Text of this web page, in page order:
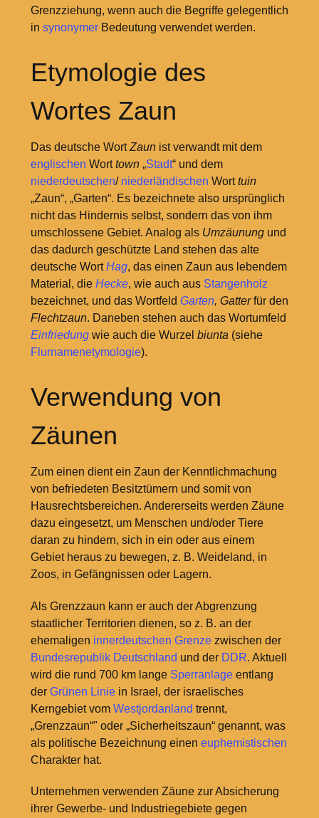
Grenzziehung, wenn auch die Begriffe gelegentlich
in synonymerBedeutung verwendet werden.
Etymologie des
Wortes Zaun
Das deutsche WortZaunist verwandt mit dem
englischen Worttown„Stadt“ und dem
niederdeutschen/ niederländischen Worttuin
„Zaun“, „Garten“. Es bezeichnete also ursprünglich
nicht das Hindernis selbst, sondern das von ihm
umschlossene Gebiet. Analog als Umzäunungund
das dadurch geschützte Land stehen das alte
deutsche WortHag, das einen Zaun aus lebendem
Material, die Hecke, wie auch aus Stangenholz
bezeichnet, und das Wortfeld Garten, Gatterfür den
Flechtzaun. Daneben stehen auch das Wortumfeld
Einfriedungwie auch die Wurzel biunta (siehe
Flurnamenetymologie).
Verwendung von
Zäunen
Zum einen dient ein Zaun der Kenntlichmachung
von befriedeten Besitztümern und somit von
Hausrechtsbereichen. Andererseits werden Zäune
dazu eingesetzt, um Menschen und/oder Tiere
daran zu hindern, sich in ein oder aus einem
Gebiet heraus zu bewegen, z. B. Weideland, in
Zoos, in Gefängnissen oder Lagern.
Als Grenzzaun kann er auch der Abgrenzung
staatlicher Territorien dienen, so z. B. an der
ehemaligen innerdeutschen Grenzezwischen der
Bundesrepublik Deutschland und der DDR. Aktuell
wird die rund 700 km lange Sperranlageentlang
der Grünen Liniein Israel, der israelisches
Kerngebiet vom Westjordanland trennt,
„Grenzzaun“" oder „Sicherheitszaun“ genannt, was
als politische Bezeichnung einen euphemistischen
Charakter hat.
Unternehmen verwenden Zäune zur Absicherung
ihrer Gewerbe- und Industriegebiete gegen